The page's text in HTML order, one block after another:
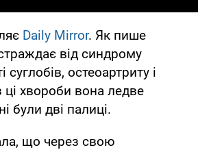
Daily Mirror. Як пише
від синдрому
суглобів, остеоартриту і
хвороби вона ледве
були дві палиці.
що через свою